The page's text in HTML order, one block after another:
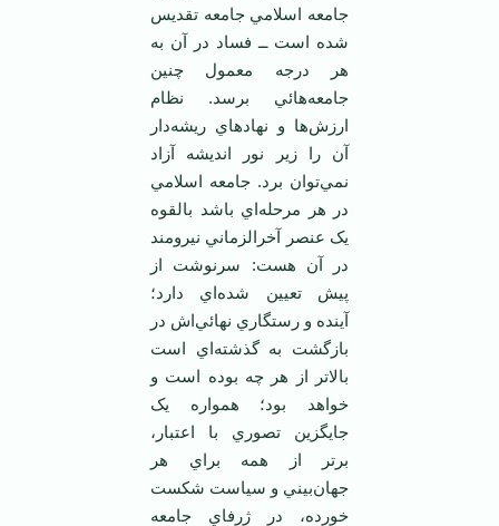
جامعه اسلامي جامعه تقديس
شده است ــ فساد در آن به
هر درجه معمول چنين
جامعه‌هائي برسد. نظام
ارزش‌ها و نهادهاي ريشه‌دار
آن را زير نور انديشه آزاد
نمي‌توان برد. جامعه اسلامي
در هر مرحله‌اي باشد بالقوه
يک عنصر آخرالزماني نيرومند
در آن هست: سرنوشت از
پيش تعيين شده‌اي دارد؛
آينده و رستگاري نهائي‌اش در
بازگشت به گذشته‌اي است
بالاتر از هر چه بوده است و
خواهد بود؛ همواره يک
جايگزين تصوري با اعتبار،
برتر از همه براي هر
جهان‌بيني و سياست شکست
خورده، در ژرفاي جامعه